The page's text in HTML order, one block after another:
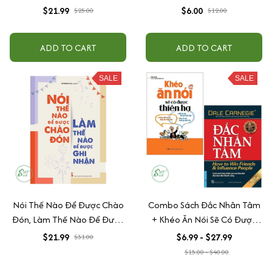
$21.99 $25.00
ADD TO CART
Nhân Duyên Tốt
$6.00 $12.00
ADD TO CART
SALE
Nói Thế Nào Để Được Chào
Đón, Làm Thế Nào Để Được
Ghi Nhận
$21.99 $31.00
SALE
Combo Sách Đắc Nhân Tâm
+ Khéo Ăn Nói Sẽ Có Được
Thiên Hạ
$6.99 - $27.99
$15.00 - $40.00